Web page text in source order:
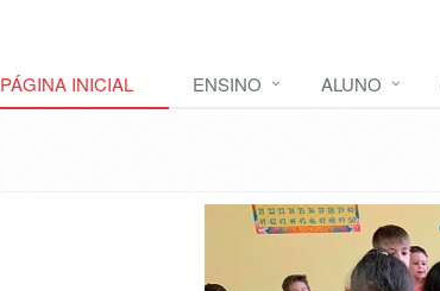
PÁGINA INICIAL ENSINO ALUNO